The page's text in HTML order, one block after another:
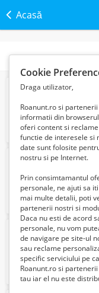
Acasă
Cookie
Draga utilizator,
Roanunt.ro si
informatii din
oferi content si
functie de interesele si
date sunt folosite
nostru si pe Internet.
Prin consimtamantul
personale, ne ajuti sa
mai multe detalii, poti
partenerii nostri si
Daca nu esti de acord
personale, nu vom
de navigare pe site-ul
sau reclame
specific serviciului pe
Roanunt.ro si
tau iar el nu este